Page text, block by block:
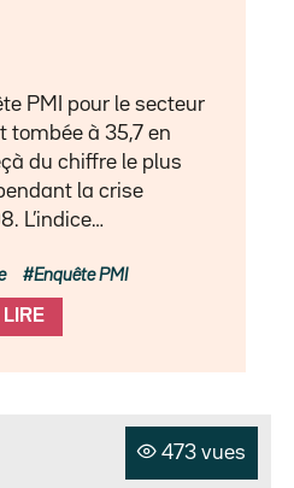
PMI pour le secteur
tombée à 35,7 en
du chiffre le plus
la crise
L’indice…
LIRE
Enquête PMI
473 vues